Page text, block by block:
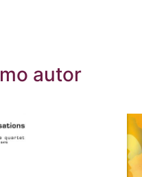
autor